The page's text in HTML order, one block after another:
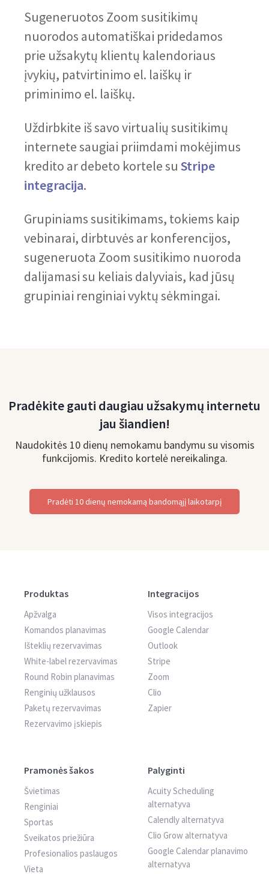
Sugeneruotos Zoom susitikimų
nuorodos automatiškai pridedamos
prie užsakytų klientų kalendoriaus
įvykių, patvirtinimo el. laiškų ir
priminimo el. laiškų.
Uždirbkite iš savo virtualių susitikimų
internete saugiai priimdami mokėjimus
kredito ar debeto kortele su Stripe
integracija.
Grupiniams susitikimams, tokiems kaip
vebinarai, dirbtuvės ar konferencijos,
sugeneruota Zoom susitikimo nuoroda
dalijamasi su keliais dalyviais, kad jūsų
grupiniai renginiai vyktų sėkmingai.
Pradėkite gauti daugiau užsakymų internetu
jau šiandien!
Naudokitės 10 dienų nemokamu bandymu su visomis
funkcijomis. Kredito kortelė nereikalinga.
Pradėti 10 dienų nemokamą bandomąjį laikotarpį
Produktas
Apžvalga
Komandos planavimas
Išteklių rezervavimas
White-label rezervavimas
Round Robin planavimas
Renginių užklausos
Paketų rezervavimas
Rezervavimo įskiepis
Integracijos
Visos integracijos
Google Calendar
Outlook
Stripe
Zoom
Clio
Zapier
Pramonės šakos
Švietimas
Renginiai
Sportas
Sveikatos priežiūra
Profesionalios paslaugos
Vieta
Palyginti
Acuity Scheduling
alternatyva
Calendly alternatyva
Clio Grow alternatyva
Google Calendar planavimo
alternatyva